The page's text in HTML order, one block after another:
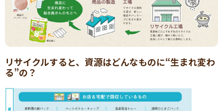
リサイクルすると、資源はどんなものに“生まれ変わ
る”の？